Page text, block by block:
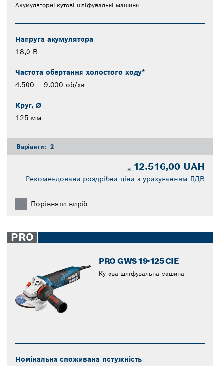
Акумуляторні кутові шліфувальні машини
Напруга акумулятора
18,0 В
Частота обертання холостого ходу*
4.500 – 9.000 об/хв
Круг, Ø
125 мм
Варіанти: 2
з 12.516,00 UAH
Рекомендована роздрібна ціна з урахуванням ПДВ
Порівняти виріб
PRO
PRO GWS 19-125 CIE
Кутова шліфувальна машина
Номінальна споживана потужність